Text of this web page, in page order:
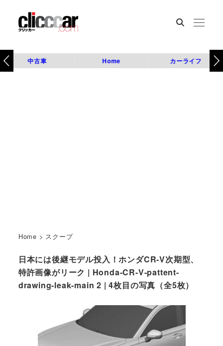
中古車 Home カーライフ
Home > スクープ
日本には後継モデル投入！ホンダCR-V次期型、
特許画像がリーク | Honda-CR-V-pattent-
drawing-leak-main 2 | 4枚目の写真（全5枚）